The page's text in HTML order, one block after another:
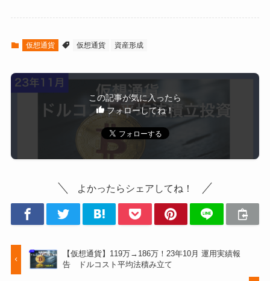
仮想通貨 仮想通貨 資産形成
この記事が気に入ったら
フォローしてね！
よかったらシェアしてね！
【仮想通貨】119万→186万！23年10月 運用実績報
告 ドルコスト平均法積み立て